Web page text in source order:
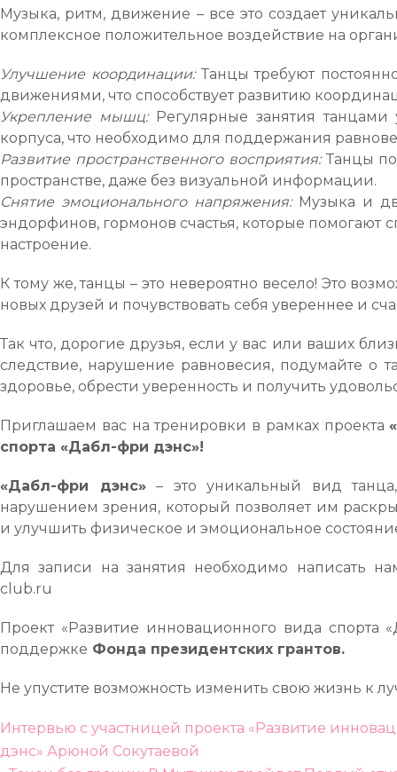
Музыка, ритм, движение – все это создает
комплексное положительное воздействие на
Улучшение координации:Танцы требуют
движениями, что способствует развитию
Укрепление мышц:Регулярные занятия
корпуса, что необходимо для поддержания
Развитие пространственного восприятия:Танцы
пространстве, даже без визуальной информации.
Снятие эмоционального напряжения:Музыка и
эндорфинов, гормонов счастья, которые помогают
настроение.
К тому же, танцы – это невероятно весело! Это
новых друзей и почувствовать себя увереннее и
Так что, дорогие друзья, если у вас или ваших
следствие, нарушение равновесия, подумайте о
здоровье, обрести уверенность и получить
Приглашаем вас на тренировки в рамках проекта
спорта «Дабл-фри дэнс»!
«Дабл-фри дэнс»– это уникальный вид
нарушением зрения, который позволяет им
и улучшить физическое и эмоциональное
Для записи на занятия необходимо написать
club.ru
Проект «Развитие инновационного вида спорта
поддержке Фонда президентских грантов.
Не упустите возможность изменить свою жизнь к
Навигация
по
Интервью с участницей проекта «Развитие
дэнс» Арюной Сокутаевой